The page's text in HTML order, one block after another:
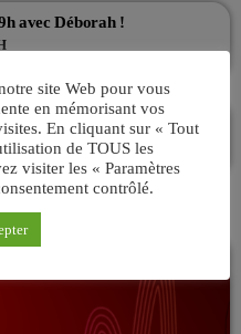
avec Déborah !
– l’émission rock
site Web pour vous
en mémorisant vos
En cliquant sur « Tout
de TOUS les
visiter les « Paramètres
contrôlé.